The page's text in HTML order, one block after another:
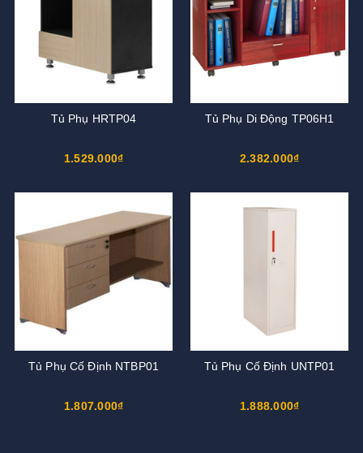
Tủ Phụ HRTP04
1.529.000₫
Tủ Phụ Di Động TP06H1
2.382.000₫
Tủ Phụ Cố Định NTBP01
1.807.000₫
Tủ Phụ Cố Định UNTP01
1.888.000₫